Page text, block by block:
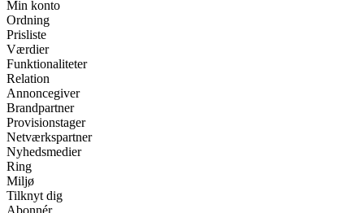
Min konto
Ordning
Prisliste
Værdier
Funktionaliteter
Relation
Annoncegiver
Brandpartner
Provisionstager
Netværkspartner
Nyhedsmedier
Ring
Miljø
Tilknyt dig
Abonnér